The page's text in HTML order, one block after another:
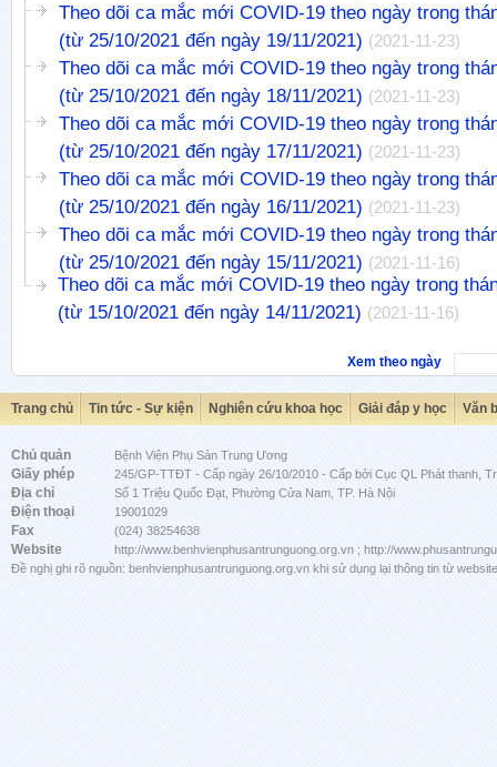
Theo dõi ca mắc mới COVID-19 theo ngày trong
(từ 25/10/2021 đến ngày 19/11/2021) (2021-11-23)
Theo dõi ca mắc mới COVID-19 theo ngày trong
(từ 25/10/2021 đến ngày 18/11/2021) (2021-11-23)
Theo dõi ca mắc mới COVID-19 theo ngày trong
(từ 25/10/2021 đến ngày 17/11/2021) (2021-11-23)
Theo dõi ca mắc mới COVID-19 theo ngày trong
(từ 25/10/2021 đến ngày 16/11/2021) (2021-11-23)
Theo dõi ca mắc mới COVID-19 theo ngày trong
(từ 25/10/2021 đến ngày 15/11/2021) (2021-11-16)
Theo dõi ca mắc mới COVID-19 theo ngày trong
(từ 15/10/2021 đến ngày 14/11/2021) (2021-11-16)
Xem theo ngày
Trang chủ Tin tức - Sự kiện Nghiên cứu khoa học Giải đáp y học Văn
Chủ quản Bệnh Viện Phụ Sản Trung Ương
Giấy phép 245/GP-TTĐT - Cấp ngày 26/10/2010 - Cấp bởi Cục QL Phát thanh,
Địa chỉ Số 1 Triệu Quốc Đạt, Phường Cửa Nam, TP. Hà Nội
Điện thoại 19001029
Fax (024) 38254638
Website
http://www.benhvienphusantrunguong.org.vn ; http://
Đề nghị ghi rõ nguồn: benhvienphusantrunguong.org.vn khi sử dụng lại thông tin từ